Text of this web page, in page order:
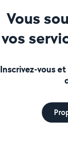
Vous
vos
Inscrivez-vous